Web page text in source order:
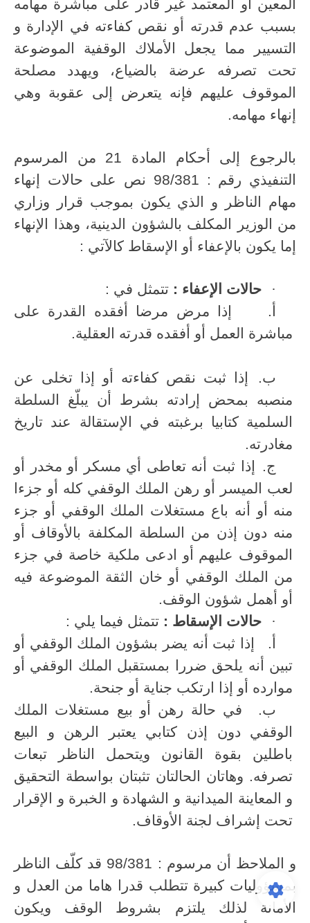
المعين أو المعتمد غير قادر على مباشرة مهامه
بسبب عدم قدرته أو نقص كفاءته في الإدارة و
التسيير مما يجعل الأملاك الوقفية الموضوعة
تحت تصرفه عرضة بالضياع، ويهدد مصلحة
الموقوف عليهم فإنه يتعرض إلى عقوبة وهي
إنهاء مهامه.
بالرجوع إلى أحكام المادة 21 من المرسوم
التنفيذي رقم : 98/381 نص على حالات إنهاء
مهام الناظر و الذي يكون بموجب قرار وزاري
من الوزير المكلف بالشؤون الدينية، وهذا الإنهاء
إما يكون بالإعفاء أو الإسقاط كالآتي :
· حالات الإعفاء : تتمثل في :
أ‌.
إذا مرض مرضا أفقده القدرة على
مباشرة العمل أو أفقده قدرته العقلية.
ب‌.
إذا ثبت نقص كفاءته أو إذا تخلى عن
منصبه بمحض إرادته بشرط أن يبلّغ السلطة
السلمية كتابيا برغبته في الإستقالة عند تاريخ
مغادرته.
ج‌.
إذا ثبت أنه تعاطى أي مسكر أو مخدر أو
لعب الميسر أو رهن الملك الوقفي كله أو جزءا
منه أو أنه باع مستغلات الملك الوقفي أو جزء
منه دون إذن من السلطة المكلفة بالأوقاف أو
الموقوف عليهم أو ادعى ملكية خاصة في جزء
من الملك الوقفي أو خان الثقة الموضوعة فيه
أو أهمل شؤون الوقف.
·
حالات الإسقاط : تتمثل فيما يلي :
أ‌.
إذا ثبت أنه يضر بشؤون الملك الوقفي أو
تبين أنه يلحق ضررا بمستقبل الملك الوقفي أو
موارده أو إذا ارتكب جناية أو جنحة.
ب‌.
في حالة رهن أو بيع مستغلات الملك
الوقفي دون إذن كتابي يعتبر الرهن و البيع
باطلين بقوة القانون ويتحمل الناظر تبعات
تصرفه. وهاتان الحالتان تثبتان بواسطة التحقيق
و المعاينة الميدانية و الشهادة و الخبرة و الإقرار
تحت إشراف لجنة الأوقاف.
و الملاحظ أن مرسوم : 98/381 قد كلّف الناظر
بمسؤوليات كبيرة تتطلب قدرا هاما من العدل و
الأمانة لذلك يلتزم بشروط الوقف ويكون